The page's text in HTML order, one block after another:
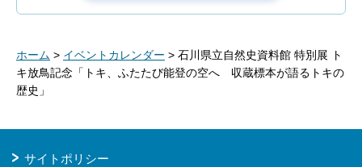
ホーム > イベントカレンダー > 石川県立自然史資料館 特別展 ト
キ放鳥記念「トキ、ふたたび能登の空へ 収蔵標本が語るトキの
歴史」
サイトポリシー